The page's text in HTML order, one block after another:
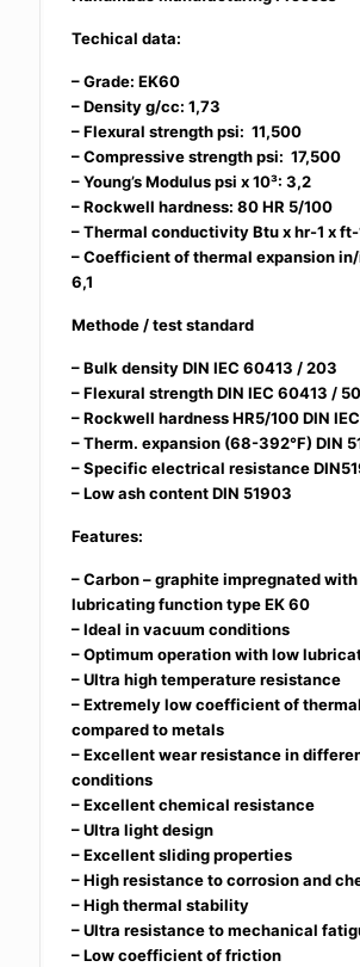
Techical data:
– Grade: EK60
– Density g/cc: 1,73
– Flexural strength psi: 11,500
– Compressive strength psi: 17,500
– Young’s Modulus psi x 10³: 3,2
– Rockwell hardness: 80 HR 5/100
– Thermal conductivity Btu x hr-1 x ft-
– Coefficient of thermal expansion in/
6,1
Methode / test standard
– Bulk density DIN IEC 60413 / 203
– Flexural strength DIN IEC 60413 /
– Rockwell hardness HR5/100 DIN
– Therm. expansion (68-392°F) DIN
– Specific electrical resistance
– Low ash content DIN 51903
Features:
– Carbon – graphite impregnated
lubricating function type EK 60
– Ideal in vacuum conditions
– Optimum operation with low
– Ultra high temperature resistance
– Extremely low coefficient of
compared to metals
– Excellent wear resistance in
conditions
– Excellent chemical resistance
– Ultra light design
– Excellent sliding properties
– High resistance to corrosion and
– High thermal stability
– Ultra resistance to mechanical
– Low coefficient of friction